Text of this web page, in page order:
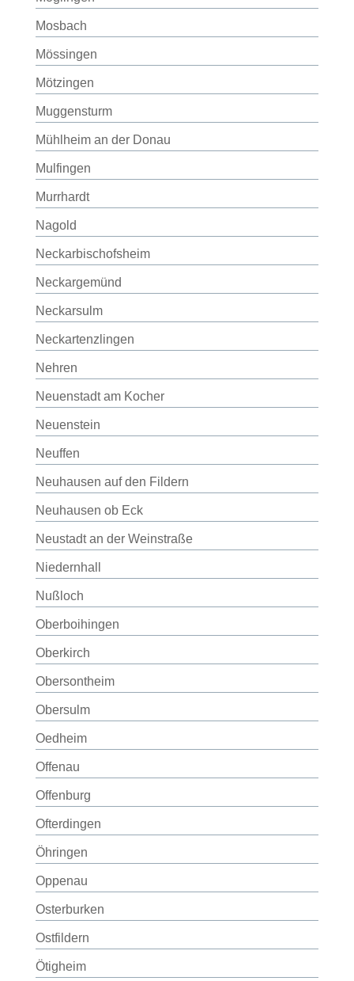
Mosbach
Mössingen
Mötzingen
Muggensturm
Mühlheim an der Donau
Mulfingen
Murrhardt
Nagold
Neckarbischofsheim
Neckargemünd
Neckarsulm
Neckartenzlingen
Nehren
Neuenstadt am Kocher
Neuenstein
Neuffen
Neuhausen auf den Fildern
Neuhausen ob Eck
Neustadt an der Weinstraße
Niedernhall
Nußloch
Oberboihingen
Oberkirch
Obersontheim
Obersulm
Oedheim
Offenau
Offenburg
Ofterdingen
Öhringen
Oppenau
Osterburken
Ostfildern
Ötigheim